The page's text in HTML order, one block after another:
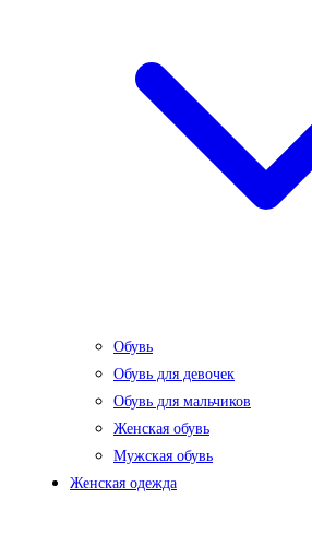
Обувь
Обувь для девочек
Обувь для мальчиков
Женская обувь
Мужская обувь
Женская одежда